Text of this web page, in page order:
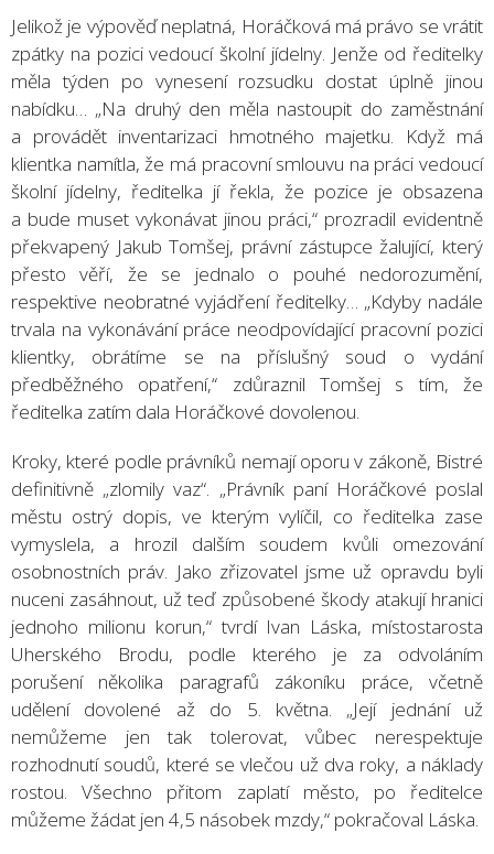
Jelikož je výpověď neplatná, Horáčková má právo se vrátit
zpátky na pozici vedoucí školní jídelny. Jenže od ředitelky
měla týden po vynesení rozsudku dostat úplně jinou
nabídku… „Na druhý den měla nastoupit do zaměstnání
a provádět inventarizaci hmotného majetku. Když má
klientka namítla, že má pracovní smlouvu na práci vedoucí
školní jídelny, ředitelka jí řekla, že pozice je obsazena
a bude muset vykonávat jinou práci,“ prozradil evidentně
překvapený Jakub Tomšej, právní zástupce žalující, který
přesto věří, že se jednalo o pouhé nedorozumění,
respektive neobratné vyjádření ředitelky… „Kdyby nadále
trvala na vykonávání práce neodpovídající pracovní pozici
klientky, obrátíme se na příslušný soud o vydání
předběžného opatření,“ zdůraznil Tomšej s tím, že
ředitelka zatím dala Horáčkové dovolenou.
Kroky, které podle právníků nemají oporu v zákoně, Bistré
definitivně „zlomily vaz“. „Právník paní Horáčkové poslal
městu ostrý dopis, ve kterým vylíčil, co ředitelka zase
vymyslela, a hrozil dalším soudem kvůli omezování
osobnostních práv. Jako zřizovatel jsme už opravdu byli
nuceni zasáhnout, už teď způsobené škody atakují hranici
jednoho milionu korun,“ tvrdí Ivan Láska, místostarosta
Uherského Brodu, podle kterého je za odvoláním
porušení několika paragrafů zákoníku práce, včetně
udělení dovolené až do 5. května. „Její jednání už
nemůžeme jen tak tolerovat, vůbec nerespektuje
rozhodnutí soudů, které se vlečou už dva roky, a náklady
rostou. Všechno přitom zaplatí město, po ředitelce
můžeme žádat jen 4,5 násobek mzdy,“ pokračoval Láska.